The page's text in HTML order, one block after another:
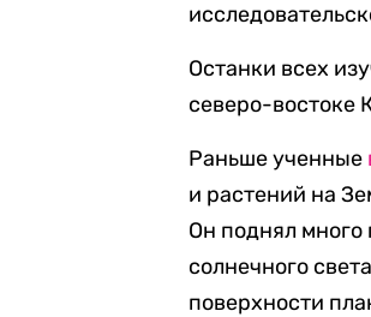
Останки всех
северо-востоке
Раньше ученные
и растений на
Он поднял много
солнечного
поверхности